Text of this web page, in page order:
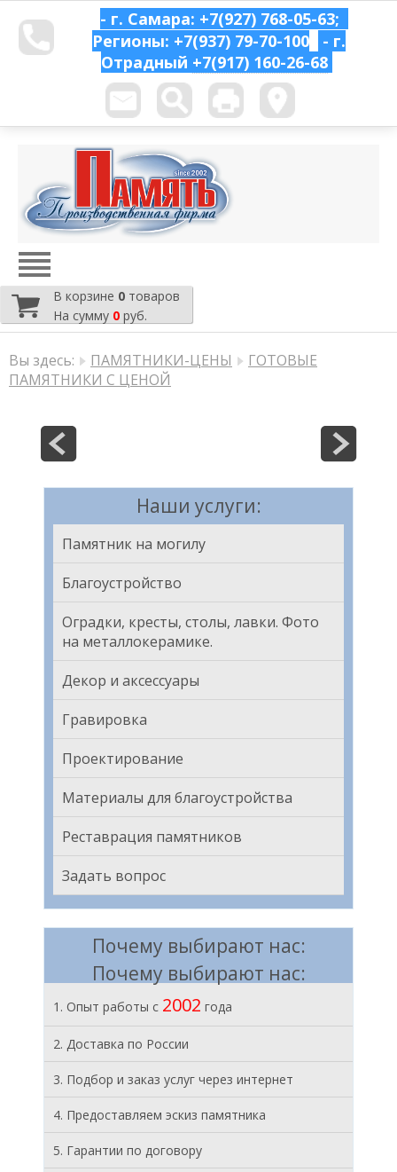
- г. Самара: +7(927) 768-05-63;
Регионы: +7(937) 79-70-100
- г.
Отрадный +7(917) 160-26-68
В корзине 0 товаров
На сумму 0 руб.
Вы здесь: ПАМЯТНИКИ-ЦЕНЫ
ГОТОВЫЕ
ПАМЯТНИКИ С ЦЕНОЙ
Наши услуги:
Памятник на могилу
Благоустройство
Оградки, кресты, столы, лавки. Фото
на металлокерамике.
Декор и аксессуары
Гравировка
Проектирование
Материалы для благоустройства
Реставрация памятников
Задать вопрос
Почему выбирают нас:
Почему выбирают нас:
1. Опыт работы с 2002 года
2. Доставка по России
3. Подбор и заказ услуг через интернет
4. Предоставляем эскиз памятника
5. Гарантии по договору